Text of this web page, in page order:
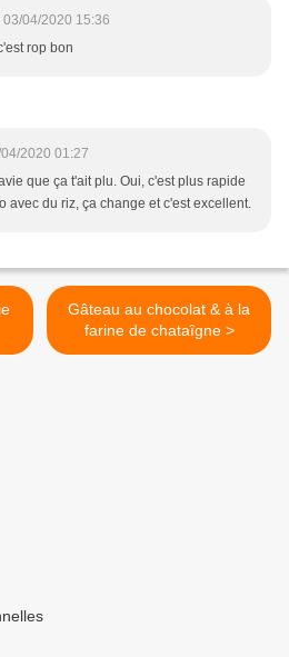
03/04/2020 15:36
rop bon
2020 01:27
que ça t'ait plu. Oui, c'est plus rapide
avec du riz, ça change et c'est excellent.
Gâteau au chocolat & à la
farine de chataîgne >